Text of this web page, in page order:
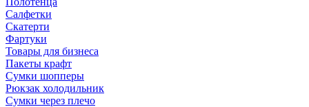
Салфетки
Скатерти
Фартуки
Товары для бизнеса
Пакеты крафт
Сумки шопперы
Рюкзак холодильник
Сумки через плечо